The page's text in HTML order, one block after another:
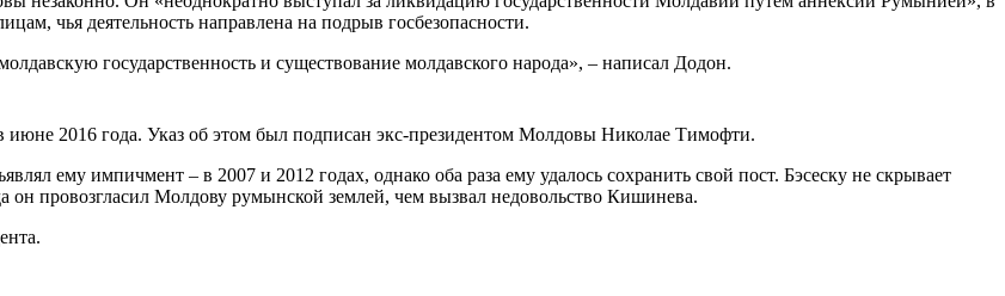
чья деятельность направлена на подрыв госбезопасности.
государственность и существование молдавского народа», – написал Додон.
июне 2016 года. Указ об этом был подписан экс-президентом Молдовы Николае Тимофти.
ему импичмент – в 2007 и 2012 годах, однако оба раза ему удалось сохранить свой пост. Бэсеску не скрывает
он провозгласил Молдову румынской землей, чем вызвал недовольство Кишинева.